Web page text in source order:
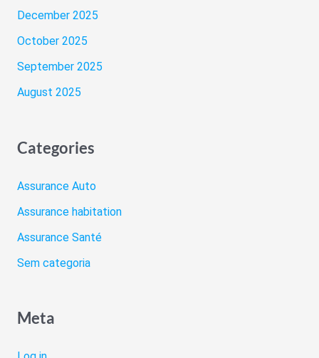
December 2025
October 2025
September 2025
August 2025
Categories
Assurance Auto
Assurance habitation
Assurance Santé
Sem categoria
Meta